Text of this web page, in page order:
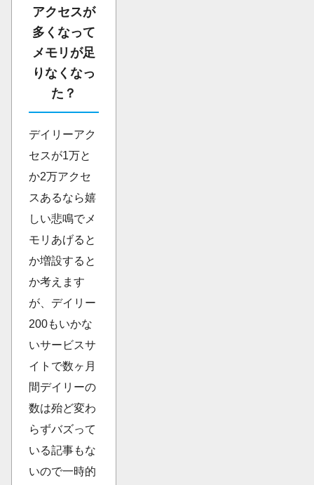
アクセスが
多くなって
メモリが足
りなくなっ
た？
デイリーアク
セスが1万と
か2万アクセ
スあるなら嬉
しい悲鳴でメ
モリあげると
か増設すると
か考えます
が、デイリー
200もいかな
いサービスサ
イトで数ヶ月
間デイリーの
数は殆ど変わ
らずバズって
いる記事もな
いので一時的